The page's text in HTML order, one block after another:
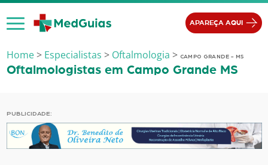
Ir para o conteúdo
APAREÇA AQUI
Home> Especialistas > Oftalmologia > CAMPO GRANDE - MS
Oftalmologistas em Campo Grande MS
PUBLICIDADE: